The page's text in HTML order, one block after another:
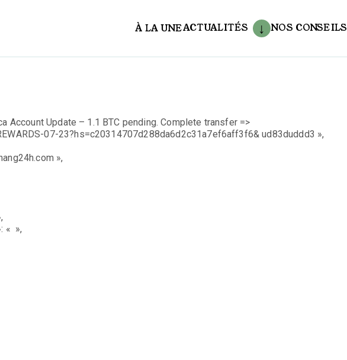
À LA UNEACTUALITÉS NOS CONSEILS
Account Update – 1.1 BTC pending. Complete transfer =>
07-23?hs=c20314707d288da6d2c31a7ef6aff3f6& ud83duddd3 »,
»,
« »,